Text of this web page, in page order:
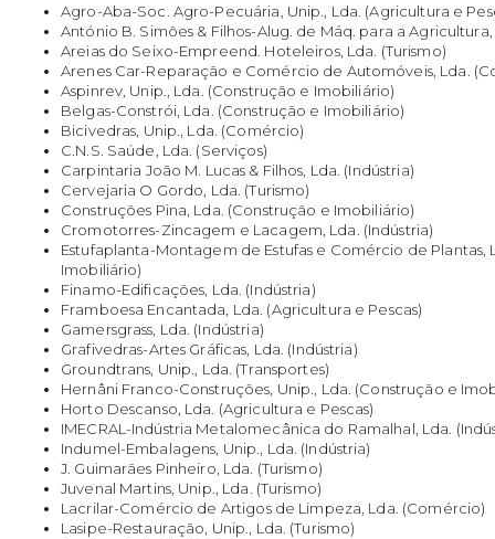
Agro-Aba-Soc. Agro-Pecuária, Unip., Lda. (Agricultura e
António B. Simões & Filhos-Alug. de Máq. para a
Areias do Seixo-Empreend. Hoteleiros, Lda. (Turismo)
Arenes Car-Reparação e Comércio de Automóveis, Lda.
Aspinrev, Unip., Lda. (Construção e Imobiliário)
Belgas-Constrói, Lda. (Construção e Imobiliário)
Bicivedras, Unip., Lda. (Comércio)
C.N.S. Saúde, Lda. (Serviços)
Carpintaria João M. Lucas & Filhos, Lda. (Indústria)
Cervejaria O Gordo, Lda. (Turismo)
Construções Pina, Lda. (Construção e Imobiliário)
Cromotorres-Zincagem e Lacagem, Lda. (Indústria)
Estufaplanta-Montagem de Estufas e Comércio de Plantas,
Imobiliário)
Finamo-Edificações, Lda. (Indústria)
Framboesa Encantada, Lda. (Agricultura e Pescas)
Gamersgrass, Lda. (Indústria)
Grafivedras-Artes Gráficas, Lda. (Indústria)
Groundtrans, Unip., Lda. (Transportes)
Hernâni Franco-Construções, Unip., Lda. (Construção e
Horto Descanso, Lda. (Agricultura e Pescas)
IMECRAL-Indústria Metalomecânica do Ramalhal, Lda.
Indumel-Embalagens, Unip., Lda. (Indústria)
J. Guimarães Pinheiro, Lda. (Turismo)
Juvenal Martins, Unip., Lda. (Turismo)
Lacrilar-Comércio de Artigos de Limpeza, Lda. (Comércio)
Lasipe-Restauração, Unip., Lda. (Turismo)